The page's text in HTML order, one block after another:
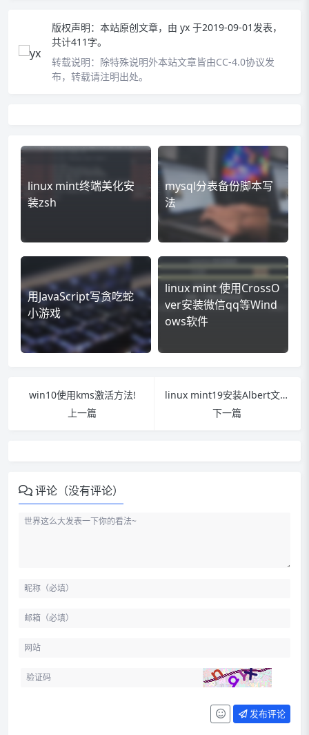
版权声明： 本站原创文章，由 yx 于2019-09-01发表，
共计411字。
转载说明： 除特殊说明外本站文章皆由CC-4.0协议发
布，转载请注明出处。
linux mint终端美化安
装zsh
mysql分表备份脚本写
法
用JavaScript写贪吃蛇
小游戏
linux mint 使用CrossO
ver安装微信qq等Wind
ows软件
win10使用kms激活方法!
上一篇
linux mint19安装Albert文件查找工具
下一篇
评论（没有评论）
发布评论